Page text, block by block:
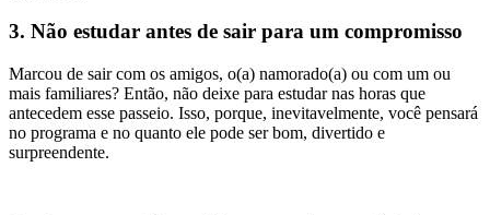
3. Não estudar antes de sair para um compromisso
Marcou de sair com os amigos, o(a) namorado(a) ou com um ou
mais familiares? Então, não deixe para estudar nas horas que
antecedem esse passeio. Isso, porque, inevitavelmente, você pensará
no programa e no quanto ele pode ser bom, divertido e
surpreendente.